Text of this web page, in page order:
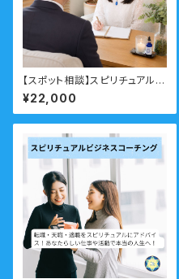
【スポット相談】スピリチュアル相
談 ビジネス向け
¥22,000